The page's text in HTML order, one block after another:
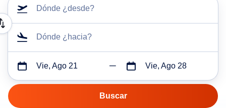
Dónde ¿desde?
Dónde ¿hacia?
Vie, Ago 21 Vie, Ago 28